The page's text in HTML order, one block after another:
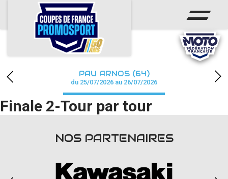
ACCUEIL
ACTUS
CALENDRIER
CHAMPIONNAT
RÉSULTATS
PAU ARNOS (64)
du 25/07/2026 au 26/07/2026
Finale 2-Tour par tour
NOS PARTENAIRES